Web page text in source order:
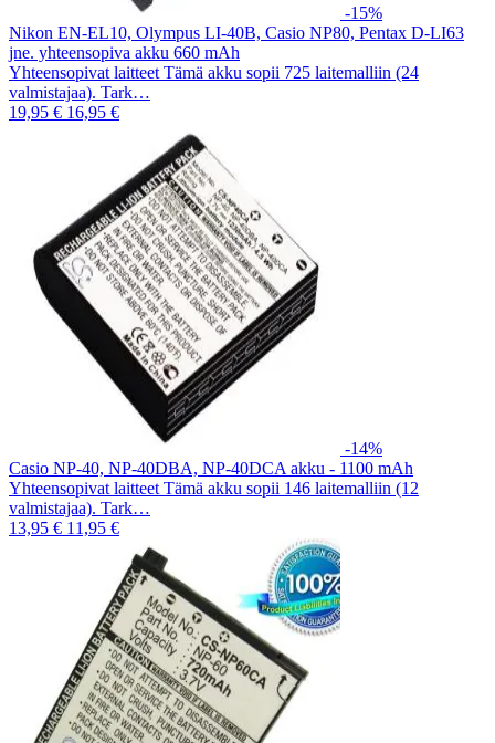
-15%
Nikon EN-EL10, Olympus LI-40B, Casio NP80, Pentax D-LI63
jne. yhteensopiva akku 660 mAh
Yhteensopivat laitteet Tämä akku sopii 725 laitemalliin (24
valmistajaa). Tark…
19,95 € 16,95 €
-14%
Casio NP-40, NP-40DBA, NP-40DCA akku - 1100 mAh
Yhteensopivat laitteet Tämä akku sopii 146 laitemalliin (12
valmistajaa). Tark…
13,95 € 11,95 €